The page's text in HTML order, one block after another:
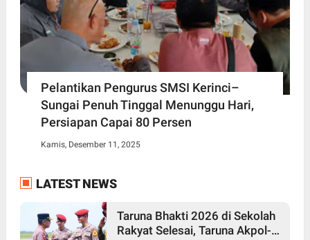
Pelantikan Pengurus SMSI Kerinci–
Sungai Penuh Tinggal Menunggu Hari,
Persiapan Capai 80 Persen
Kamis, Desember 11, 2025
LATEST NEWS
Taruna Bhakti 2026 di Sekolah
Rakyat Selesai, Taruna Akpol-